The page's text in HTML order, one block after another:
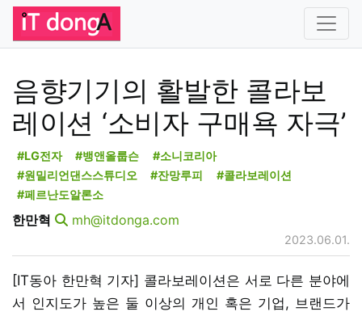
음향기기의 활발한 콜라보
레이션 ‘소비자 구매욕 자극’
#LG전자 #뱅앤올룹슨
#소니코리아
#원밀리언댄스스튜디오
#잔망루피
#콜라보레이션
#페르난도알론소
한만혁 mh@itdonga.com
2023.06.01.
[IT동아 한만혁 기자] 콜라보레이션은 서로 다른 분야에
서 인지도가 높은 둘 이상의 개인 혹은 기업, 브랜드가